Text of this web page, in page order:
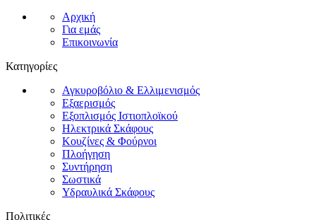
Αρχική
Για εμάς
Επικοινωνία
Κατηγορίες
Αγκυροβόλιο & Ελλιμενισμός
Εξαερισμός
Εξοπλισμός Ιστιοπλοϊκού
Ηλεκτρικά Σκάφους
Κουζίνες & Φούρνοι
Πλοήγηση
Συντήρηση
Σωστικά
Υδραυλικά Σκάφους
Πολιτικές